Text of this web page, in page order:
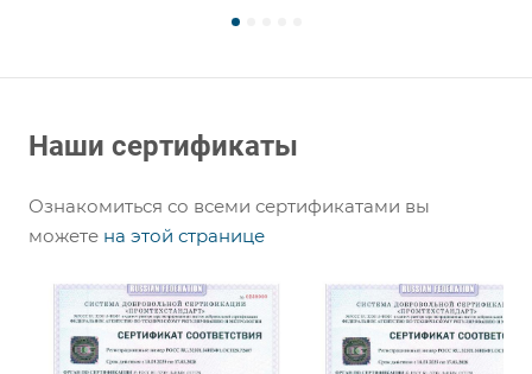
Наши сертификаты
Ознакомиться со всеми сертификатами вы
можете на этой странице